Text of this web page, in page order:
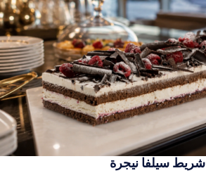
شريط سيلفا نيجرة